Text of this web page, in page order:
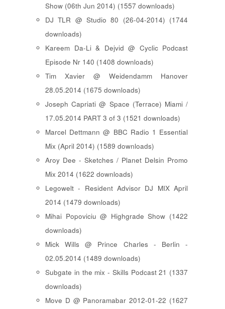
Show (06th Jun 2014) (1557 downloads)
DJ TLR @ Studio 80 (26-04-2014) (1744
downloads)
Kareem Da-Li & Dejvid @ Cyclic Podcast
Episode Nr 140 (1408 downloads)
Tim Xavier @ Weidendamm Hanover
28.05.2014 (1675 downloads)
Joseph Capriati @ Space (Terrace) Miami /
17.05.2014 PART 3 of 3 (1521 downloads)
Marcel Dettmann @ BBC Radio 1 Essential
Mix (April 2014) (1589 downloads)
Aroy Dee - Sketches / Planet Delsin Promo
Mix 2014 (1622 downloads)
Legowelt - Resident Advisor DJ MIX April
2014 (1479 downloads)
Mihai Popoviciu @ Highgrade Show (1422
downloads)
Mick Wills @ Prince Charles - Berlin -
02.05.2014 (1489 downloads)
Subgate in the mix - Skills Podcast 21 (1337
downloads)
Move D @ Panoramabar 2012-01-22 (1627